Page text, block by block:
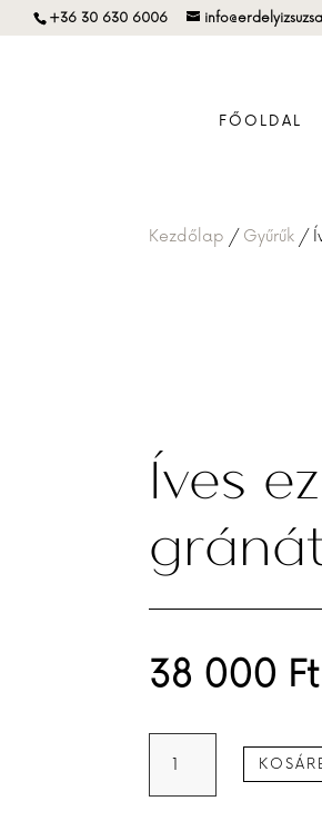
+36 30 630 6006
FŐOLDAL
Kezdőlap / Gyűrűk /
Íves
38 000 Ft
ezüst
gyűrű